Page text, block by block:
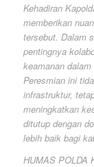
Kehadiran
memberikan
tersebut. Dalam
pentingnya
keamanan
Peresmian ini
infrastruktur,
meningkatkan
ditutup dengan
lebih baik bagi
HUMAS POLDA